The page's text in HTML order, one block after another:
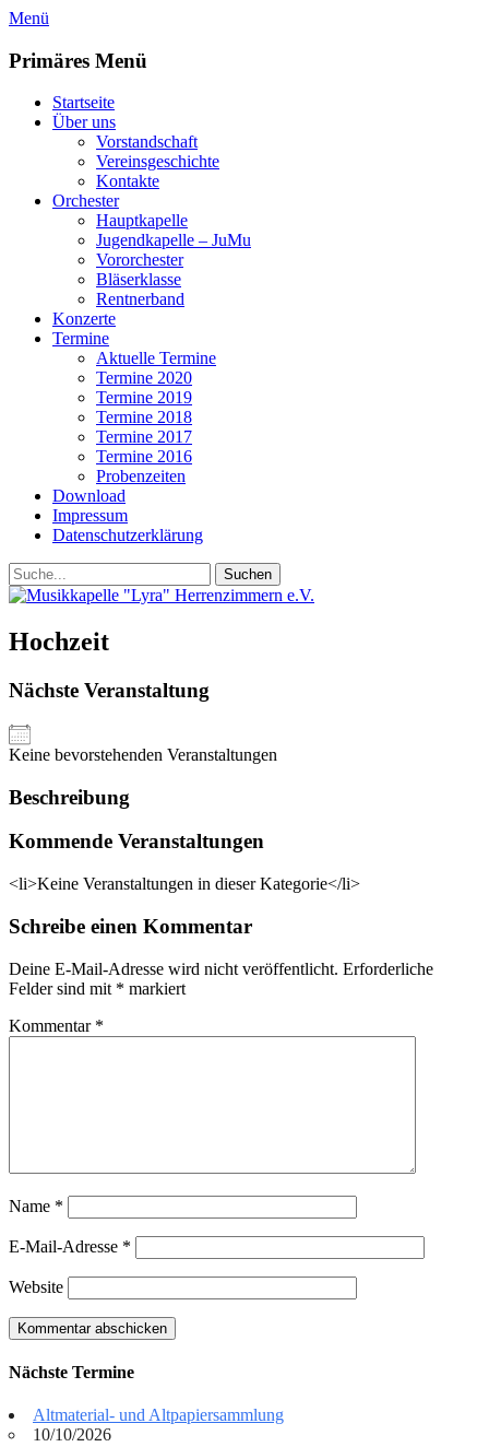
Zum
springen
Menü
Primäres Menü
Startseite
Über uns
Vorstandschaft
Vereinsgeschichte
Kontakte
Orchester
Hauptkapelle
Jugendkapelle – JuMu
Vororchester
Bläserklasse
Rentnerband
Konzerte
Termine
Aktuelle Termine
Termine 2020
Termine 2019
Termine 2018
Termine 2017
Termine 2016
Probenzeiten
Download
Impressum
Datenschutzerklärung
Suchen
Suchen
nach:
Hochzeit
Nächste Veranstaltung
Keine bevorstehenden Veranstaltungen
Beschreibung
Kommende Veranstaltungen
<li>Keine Veranstaltungen in dieser Kategorie</li>
Schreibe einen Kommentar
Deine E-Mail-Adresse wird nicht veröffentlicht. Erforderliche
Felder sind mit * markiert
Kommentar *
Name *
E-Mail-Adresse *
Website
Nächste Termine
Altmaterial- und Altpapiersammlung
10/10/2026